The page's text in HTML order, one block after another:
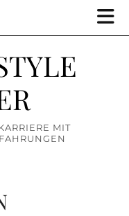
MIT